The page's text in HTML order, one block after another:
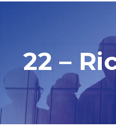
22 –